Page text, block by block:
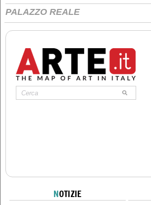
PALAZZO REALE
NOTIZIE